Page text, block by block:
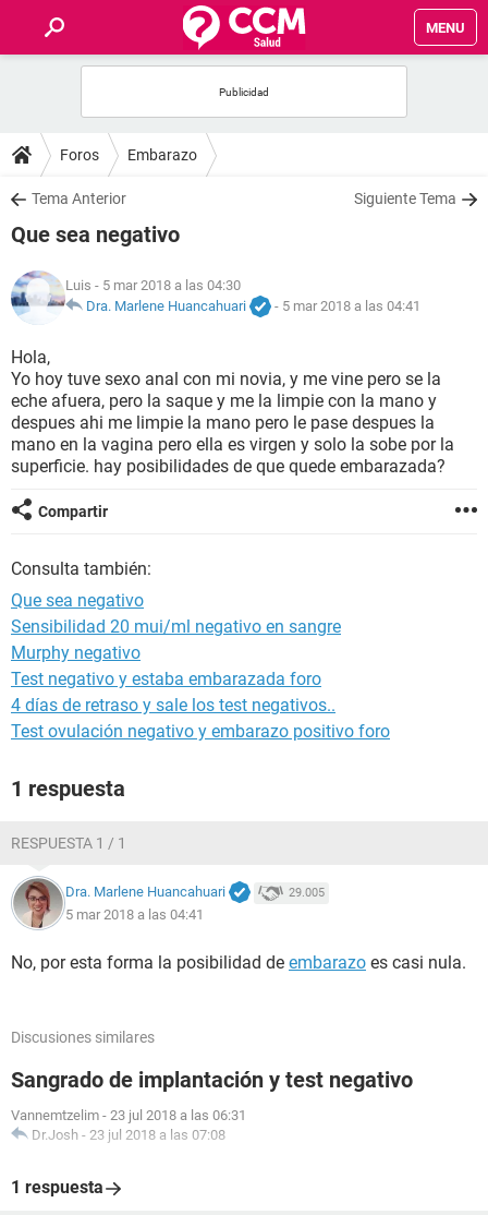
MENU
FOROS
SALUD
FAMILIA
NUTRICIÓN
BIENESTAR
SEXUALIDAD
GLOSARIO
Foros Embarazo
Tema Anterior Siguiente Tema
Que sea negativo
Luis - 5 mar 2018 a las 04:30
Dra. Marlene Huancahuari
- 5 mar 2018 a las 04:41
Hola,
Yo hoy tuve sexo anal con mi novia, y me vine pero se la
eche afuera, pero la saque y me la limpie con la mano y
despues ahi me limpie la mano pero le pase despues la
mano en la vagina pero ella es virgen y solo la sobe por la
superficie. hay posibilidades de que quede embarazada?
Compartir
Consulta también:
Que sea negativo
Sensibilidad 20 mui/ml negativo en sangre
Murphy negativo
Test negativo y estaba embarazada foro
4 días de retraso y sale los test negativos..
Test ovulación negativo y embarazo positivo foro
1 respuesta
RESPUESTA 1 / 1
Dra. Marlene Huancahuari 29.005
5 mar 2018 a las 04:41
No, por esta forma la posibilidad de embarazo es casi nula.
Discusiones similares
Sangrado de implantación y test negativo
Vannemtzelim - 23 jul 2018 a las 06:31
Dr.Josh - 23 jul 2018 a las 07:08
1 respuesta